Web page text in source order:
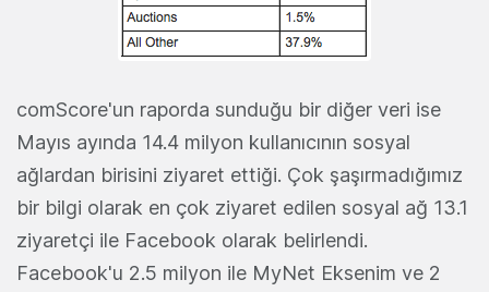
comScore'un raporda sunduğu bir diğer veri ise
Mayıs ayında 14.4 milyon kullanıcının sosyal
ağlardan birisini ziyaret ettiği. Çok şaşırmadığımız
bir bilgi olarak en çok ziyaret edilen sosyal ağ 13.1
ziyaretçi ile Facebook olarak belirlendi.
Facebook'u 2.5 milyon ile MyNet Eksenim ve 2